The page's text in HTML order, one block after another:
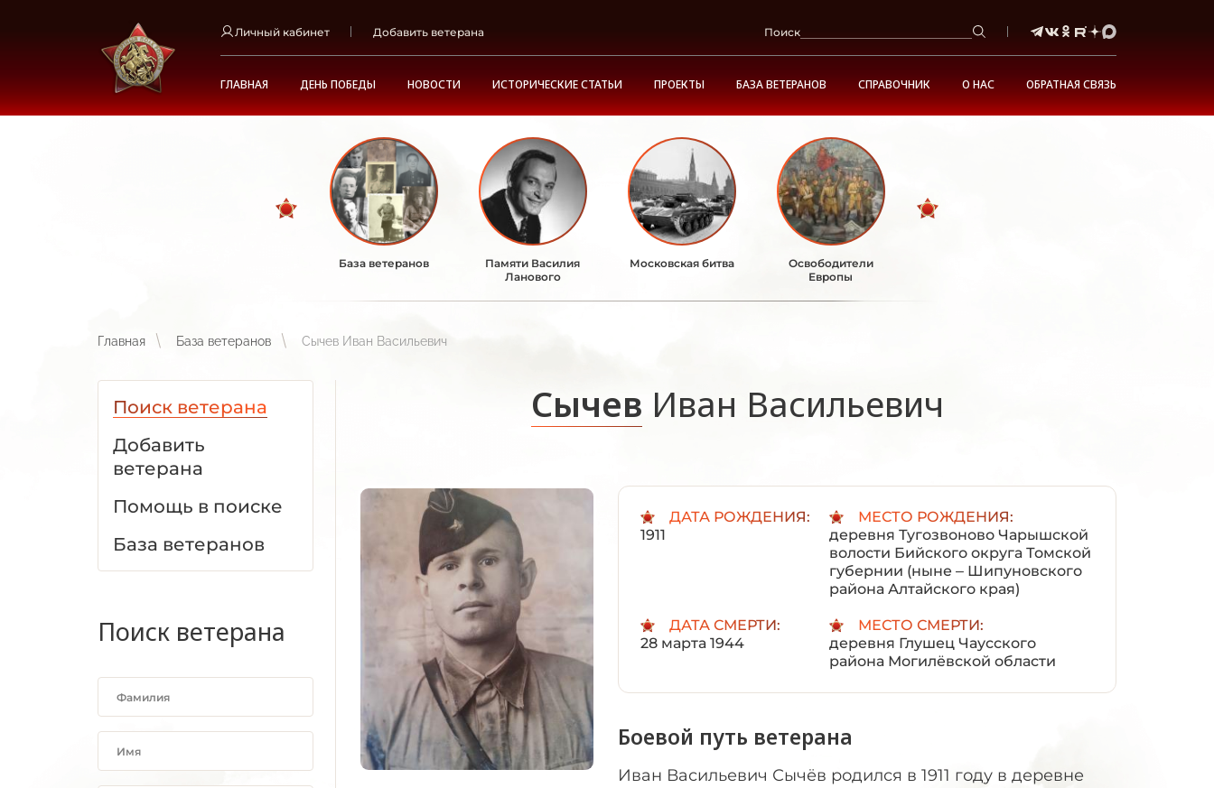
Личный кабинет Добавить ветерана Поиск
ГЛАВНАЯ ДЕНЬ ПОБЕДЫ НОВОСТИ ИСТОРИЧЕСКИЕ СТАТЬИ ПРОЕКТЫ БАЗА ВЕТЕРАНОВ СПРАВОЧНИК О НАС ОБРАТНАЯ СВЯЗЬ
База ветеранов
Памяти Василия
Ланового
Московская битва
Освободители
Европы
Главная База ветеранов Сычев Иван Васильевич
Поиск ветерана
Добавить
ветерана
Помощь в поиске
База ветеранов
Поиск ветерана
Сычев Иван Васильевич
ДАТА РОЖДЕНИЯ:
1911
МЕСТО РОЖДЕНИЯ:
деревня Тугозвоново Чарышской
волости Бийского округа Томской
губернии (ныне – Шипуновского
района Алтайского края)
ДАТА СМЕРТИ:
28 марта 1944
МЕСТО СМЕРТИ:
деревня Глушец Чаусского
района Могилёвской области
Боевой путь ветерана
Иван Васильевич Сычёв родился в 1911 году в деревне